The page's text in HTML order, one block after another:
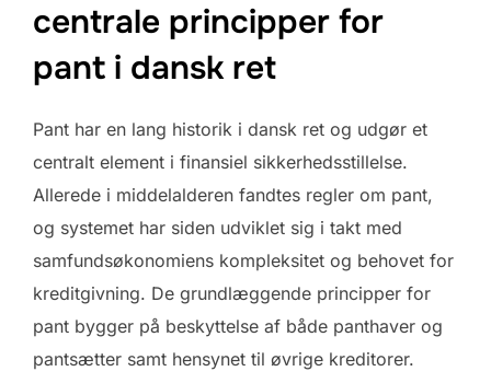
centrale principper for
pant i dansk ret
Pant har en lang historik i dansk ret og udgør et
centralt element i finansiel sikkerhedsstillelse.
Allerede i middelalderen fandtes regler om pant,
og systemet har siden udviklet sig i takt med
samfundsøkonomiens kompleksitet og behovet for
kreditgivning. De grundlæggende principper for
pant bygger på beskyttelse af både panthaver og
pantsætter samt hensynet til øvrige kreditorer.